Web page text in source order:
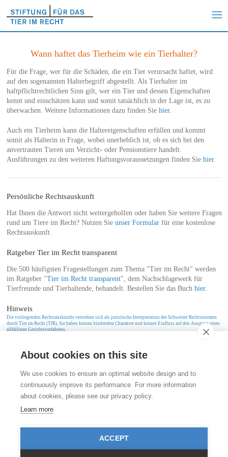
Wann haftet das Tierheim wie ein Tierhalter?
Für die Frage, wer für die Schäden, die ein Tier verursacht haftet, wird
auf den sogenannten Halterbegriff abgestellt. Als Tierhalter im
haftpflichtrechtlichen Sinn gilt, wer ein Tier und dessen Eigenschaften
kennt und einschätzen kann und somit tatsächlich in der Lage ist, es zu
überwachen. Weitere Informationen dazu finden Sie hier.
Auch ein Tierheim kann die Haltereigenschaften erfüllen und kommt
somit als Halterin in Frage, wobei unerheblich ist, ob es sich bei den
anvertrauten Tieren um Verzicht- oder Pensionstiere handelt.
Ausführungen zu den weiteren Haftungsvoraussetzungen finden Sie hier.
Persönliche Rechtsauskunft
Hat Ihnen die Antwort nicht weitergeholfen oder haben Sie weitere Fragen
rund um Tiere im Recht? Nutzen Sie unser Formularfür eine kostenlose
Rechtsauskunft.
Ratgeber Tier im Recht transparent
Die 500 häufigsten Fragestellungen zum Thema "Tier im Recht" werden
im Ratgeber "Tier im Recht transparent", dem Nachschlagewerk für
Tierfreunde und Tierhaltende, behandelt. Bestellen Sie das Buch hier.
Hinweis
Die vorliegenden Rechtsauskünfte verstehen sich als juristische Interpretation der Schweizer Rechtsnormen
durch Tier im Recht (TIR). Sie haben keinen bindenden Charakter und keinen Einfluss auf den Ausgang eines
allfälligen Gerichtsverfahrens.
Stiftung für das Tier im Recht (TIR)
Rigistrasse 9
CH - 8006 Zürich
info@tierimrecht.org
Ihre Spende kann von den Steuern abgezogen werden.
IBAN: CH17 0900 0000 8770 0700 7, PostFinance CHF
About cookies on this site
We use cookies to ensure an optimal website design and to
continuously improve its performance. For more information
about cookies, please see our privacy policy.
Learn more
ACCEPT